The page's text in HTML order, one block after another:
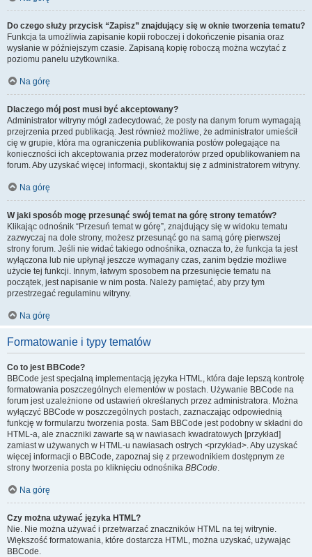
Do czego służy przycisk “Zapisz” znajdujący się w oknie tworzenia tematu?
Funkcja ta umożliwia zapisanie kopii roboczej i dokończenie pisania oraz
wysłanie w późniejszym czasie. Zapisaną kopię roboczą można wczytać z
poziomu panelu użytkownika.
Na górę
Dlaczego mój post musi być akceptowany?
Administrator witryny mógł zadecydować, że posty na danym forum wymagają
przejrzenia przed publikacją. Jest również możliwe, że administrator umieścił
cię w grupie, która ma ograniczenia publikowania postów polegające na
konieczności ich akceptowania przez moderatorów przed opublikowaniem na
forum. Aby uzyskać więcej informacji, skontaktuj się z administratorem witryny.
Na górę
W jaki sposób mogę przesunąć swój temat na górę strony tematów?
Klikając odnośnik “Przesuń temat w górę”, znajdujący się w widoku tematu
zazwyczaj na dole strony, możesz przesunąć go na samą górę pierwszej
strony forum. Jeśli nie widać takiego odnośnika, oznacza to, że funkcja ta jest
wyłączona lub nie upłynął jeszcze wymagany czas, zanim będzie możliwe
użycie tej funkcji. Innym, łatwym sposobem na przesunięcie tematu na
początek, jest napisanie w nim posta. Należy pamiętać, aby przy tym
przestrzegać regulaminu witryny.
Na górę
Formatowanie i typy tematów
Co to jest BBCode?
BBCode jest specjalną implementacją języka HTML, która daje lepszą kontrolę
formatowania poszczególnych elementów w postach. Używanie BBCode na
forum jest uzależnione od ustawień określanych przez administratora. Można
wyłączyć BBCode w poszczególnych postach, zaznaczając odpowiednią
funkcję w formularzu tworzenia posta. Sam BBCode jest podobny w składni do
HTML-a, ale znaczniki zawarte są w nawiasach kwadratowych [przykład]
zamiast w używanych w HTML-u nawiasach ostrych <przykład>. Aby uzyskać
więcej informacji o BBCode, zapoznaj się z przewodnikiem dostępnym ze
strony tworzenia posta po kliknięciu odnośnika BBCode.
Na górę
Czy można używać języka HTML?
Nie. Nie można używać i przetwarzać znaczników HTML na tej witrynie.
Większość formatowania, które dostarcza HTML, można uzyskać, używając
BBCode.